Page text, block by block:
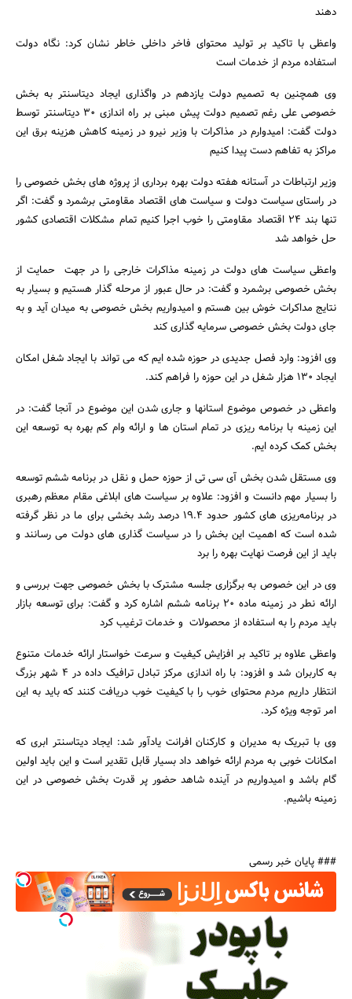
دهند
واعظی با تاکید بر تولید محتوای فاخر داخلی خاطر نشان کرد: نگاه دولت
استفاده مردم از خدمات است
وی همچنین به تصمیم دولت یازدهم در واگذاری ایجاد دیتاسنتر به بخش
خصوصی علی رغم تصمیم دولت پیش مبنی بر راه اندازی 30 دیتاسنتر توسط
دولت گفت: امیدوارم در مذاکرات با وزیر نیرو در زمینه کاهش هزینه برق این
مراکز به تفاهم دست پیدا کنیم
وزیر ارتباطات در آستانه هفته دولت بهره برداری از پروژه های بخش خصوصی را
در راستای سیاست دولت و سیاست های اقتصاد مقاومتی برشمرد و گفت: اگر
تنها بند 24 اقتصاد مقاومتی را خوب اجرا کنیم تمام مشکلات اقتصادی کشور
حل خواهد شد
واعظی سیاست های دولت در زمینه مذاکرات خارجی را در جهت حمایت از
بخش خصوصی برشمرد و گفت: در حال عبور از مرحله گذار هستیم و بسیار به
نتایج مداکرات خوش بین هستم و امیدواریم بخش خصوصی به میدان آید و به
جای دولت بخش خصوصی سرمایه گذاری کند
وی افزود: وارد فصل جدیدی در حوزه شده ایم که می تواند با ایجاد شغل امکان
ایجاد 130 هزار شغل در این حوزه را فراهم کند.
واعظی در خصوص موضوع استانها و جاری شدن این موضوع در آنجا گفت: در
این زمینه با برنامه ریزی در تمام استان ها و ارائه وام کم بهره به توسعه این
بخش کمک کرده ایم.
وی مستقل شدن بخش آی سی تی از حوزه حمل و نقل در برنامه ششم توسعه
را بسیار مهم دانست و افزود: علاوه بر سیاست های ابلاغی مقام معظم رهبری
در برنامه‌ریزی های کشور حدود 19.4 درصد رشد بخشی برای ما در نظر گرفته
شده است که اهمیت این بخش را در سیاست گذاری های دولت می رسانند و
باید از این فرصت نهایت بهره را برد
وی در این خصوص به برگزاری جلسه مشترک با بخش خصوصی جهت بررسی و
ارائه نطر در زمینه ماده 20 برنامه ششم اشاره کرد و گفت: برای توسعه بازار
باید مردم را به استفاده از محصولات و خدمات ترغیب کرد
واعظی علاوه بر تاکید بر افزایش کیفیت و سرعت خواستار ارائه خدمات متنوع
به کاربران شد و افزود: با راه اندازی مرکز تبادل ترافیک داده در 4 شهر بزرگ
انتظار داریم مردم محتوای خوب را با کیفیت خوب دریافت کنند که باید به این
امر توجه ویژه کرد.
وی با تبریک به مدیران و کارکنان افرانت یادآور شد: ایجاد دیتاسنتر ابری که
امکانات خوبی به مردم ارائه خواهد داد بسیار قابل تقدیر است و این باید اولین
گام باشد و امیدواریم در آینده شاهد حضور پر قدرت بخش خصوصی در این
زمینه باشیم.
### پایان خبر رسمی